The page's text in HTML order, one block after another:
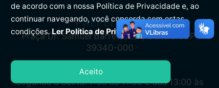
PREFEITURA
Praça Dr. Samuel Barreto, s/n, Centro CEP:
39340-000
ATENDIMENTO
Segunda à Sexta: 7:00 às 11:00 e das 13:00 às
de acordo com a nossa Política de Privacidade e, ao
continuar navegando, você concorda com estas
condições.Ler Política de Privacidade.
Aceito